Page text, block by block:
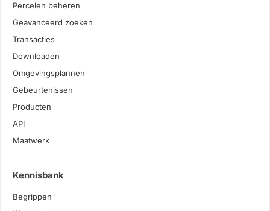
Percelen beheren
Geavanceerd zoeken
Transacties
Downloaden
Omgevingsplannen
Gebeurtenissen
Producten
API
Maatwerk
Kennisbank
Begrippen